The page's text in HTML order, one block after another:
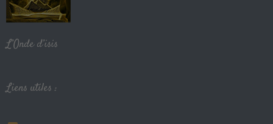
L’Onde d’isis
Liens utiles :